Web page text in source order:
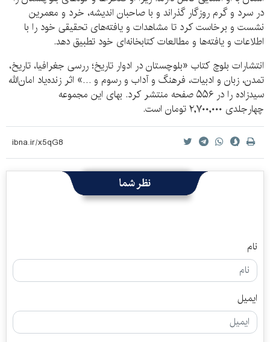
در سرد و گرم روزگار گذراند و با صاحبان اندیشه، خرد و معمرین
نشست و برخاست کرد تا مشاهدات و یافته‌های تحقیقی خود را با
اطلاعات و یافته‌ها و مطالعات کتابخانه‌ای خود تطبیق دهد.
انتشارات بلوچ کتاب «بلوچستان در ادوار تاریخ؛ ررسی جغرافیا، تاریخ،
تمدن، زبان و ادبیات، فرهنگ و آداب و رسوم و …» اثر زنده‌یاد امان‌الله
سیدزاده را در ۵۵۶ صفحه منتشر کرد. بهای این مجموعه
چهارجلدی
تومان است.
نظر شما
نام
ایمیل